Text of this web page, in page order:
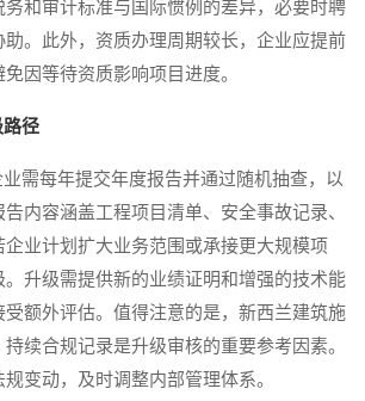
务和审计标准与国际惯例的差异，必要时聘
。此外，资质办理周期较长，企业应提前
因等待资质影响项目进度。
路径
每年提交年度报告并通过随机抽查，以
内容涵盖工程项目清单、安全事故记录、
业计划扩大业务范围或承接更大规模项
。升级需提供新的业绩证明和增强的技术能
受额外评估。值得注意的是，新西兰建筑施
续合规记录是升级审核的重要参考因素。
变动，及时调整内部管理体系。